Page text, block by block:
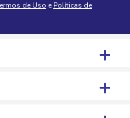
de Uso e Políticas de